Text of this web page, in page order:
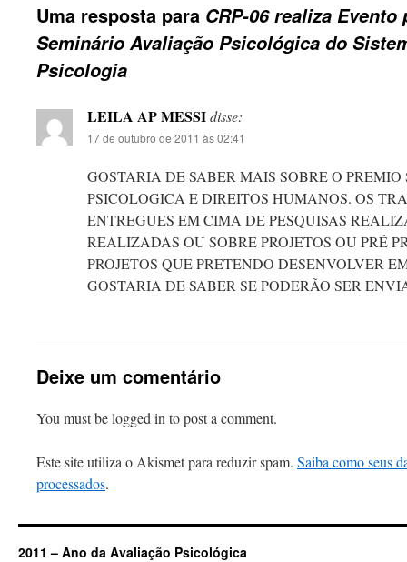
Uma resposta para CRP-06 realiza
Seminário Avaliação Psicológica do
Psicologia
LEILA AP MESSIdisse:
17 de outubro de 2011 às 02:41
GOSTARIA DE SABER MAIS SOBRE O
PSICOLOGICA E DIREITOS HUMANOS. OS
ENTREGUES EM CIMA DE PESQUISAS
REALIZADAS OU SOBRE PROJETOS OU PRÉ
PROJETOS QUE PRETENDO DESENVOLVER
GOSTARIA DE SABER SE PODERÃO SER
Deixe um comentário
You must be logged in to post a comment.
Este site utiliza o Akismet para reduzir spam. Saiba como seus
processados.
2011 – Ano da Avaliação Psicológica